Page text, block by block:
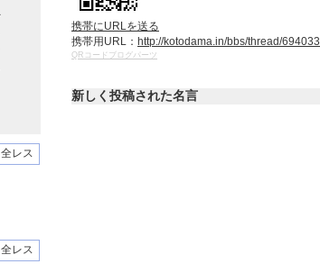
全レス
全レス
携帯にURLを送る
携帯用URL： http://kotodama.in/bbs/thread/694033
QRコードブログパーツ
新しく投稿された名言